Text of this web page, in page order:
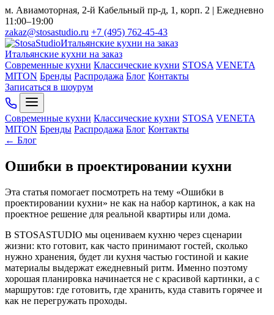
м. Авиамоторная, 2-й Кабельный пр-д, 1, корп. 2 | Ежедневно
11:00–19:00
zakaz@stosastudio.ru +7 (495) 762-45-43
Итальянские кухни на заказ
Итальянские кухни на заказ
Современные кухни Классические кухни STOSA VENETA
MITON Бренды Распродажа Блог Контакты
Записаться в шоурум
Современные кухни Классические кухни STOSA VENETA
MITON Бренды Распродажа Блог Контакты
← Блог
Ошибки в проектировании кухни
Эта статья помогает посмотреть на тему «Ошибки в
проектировании кухни» не как на набор картинок, а как на
проектное решение для реальной квартиры или дома.
В STOSASTUDIO мы оцениваем кухню через сценарии
жизни: кто готовит, как часто принимают гостей, сколько
нужно хранения, будет ли кухня частью гостиной и какие
материалы выдержат ежедневный ритм. Именно поэтому
хорошая планировка начинается не с красивой картинки, а с
маршрутов: где готовить, где хранить, куда ставить горячее и
как не перегружать проходы.